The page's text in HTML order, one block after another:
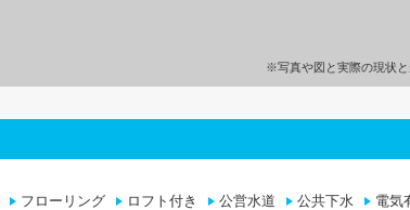
※写真や図と実際の現状
フローリング ロフト付き 公営水道 公共下水
電気